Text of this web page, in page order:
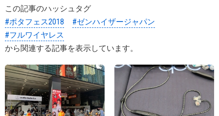
この記事のハッシュタグ
#ポタフェス2018
#ゼンハイザージャパン
#フルワイヤレス
から関連する記事を表示しています。